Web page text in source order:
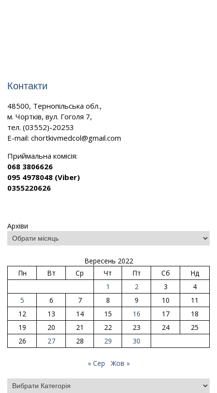
Контакти
48500, Тернопільська обл.,
м. Чортків, вул. Гоголя 7,
тел. (03552)-20253
E-mail: chortkivmedcol@gmail.com
Приймальна комісія:
068 3806626
095 4978048 (Viber)
0355220626
Архіви
Вересень 2022
Пн
Вт Ср Чт Пт Сб
Нд
1
2 3
4
5
6 7 8 9 10
11
12
13 14 15 16 17
18
19
20 21 22 23 24
25
26
27 28 29 30
« Сер Жов »
Категорії